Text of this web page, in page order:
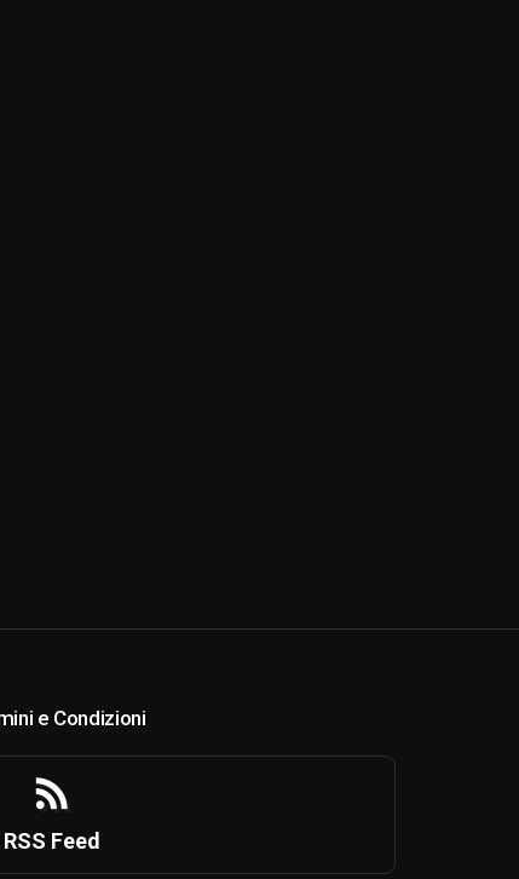
e Condizioni
RSS Feed